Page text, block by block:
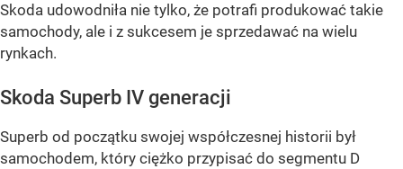
Skoda udowodniła nie tylko, że potrafi produkować takie
samochody, ale i z sukcesem je sprzedawać na wielu
rynkach.
Skoda Superb IV generacji
Superb od początku swojej współczesnej historii był
samochodem, który ciężko przypisać do segmentu D